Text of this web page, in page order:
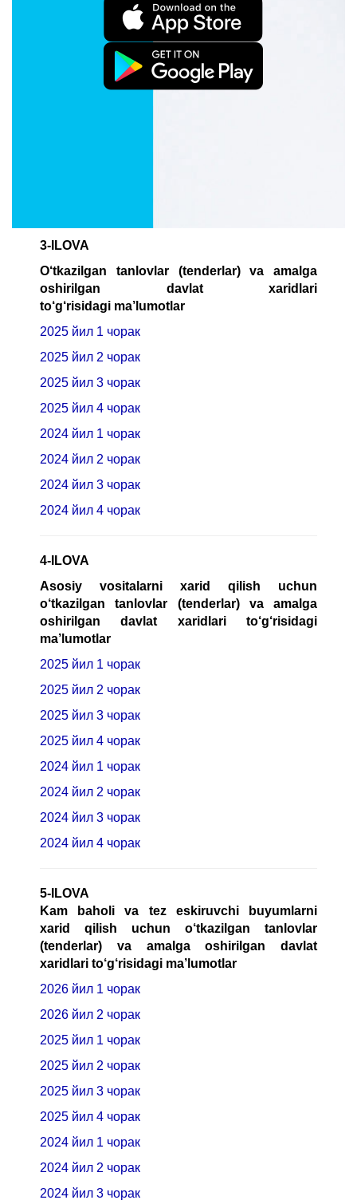
2025 йил 1 чорак
2025 йил 2 чорак
2025 йил 3 чорак
2025 йил 4 чорак
3-ILOVA
O‘tkazilgan tanlovlar (tenderlar) va amalga
oshirilgan davlat xaridlari
to‘g‘risidagi ma’lumotlar
2025 йил 1 чорак
2025 йил 2 чорак
2025 йил 3 чорак
2025 йил 4 чорак
2024 йил 1 чорак
2024 йил 2 чорак
2024 йил 3 чорак
2024 йил 4 чорак
4-ILOVA
Asosiy vositalarni xarid qilish uchun
o‘tkazilgan tanlovlar (tenderlar) va amalga
oshirilgan davlat xaridlari to‘g‘risidagi
ma’lumotlar
2025 йил 1 чорак
2025 йил 2 чорак
2025 йил 3 чорак
2025 йил 4 чорак
2024 йил 1 чорак
2024 йил 2 чорак
2024 йил 3 чорак
2024 йил 4 чорак
5-ILOVA
Kam baholi va tez eskiruvchi buyumlarni
xarid qilish uchun o‘tkazilgan tanlovlar
(tenderlar) va amalga oshirilgan davlat
xaridlari to‘g‘risidagi ma’lumotlar
2026 йил 1 чорак
2026 йил 2 чорак
2025 йил 1 чорак
2025 йил 2 чорак
2025 йил 3 чорак
2025 йил 4 чорак
2024 йил 1 чорак
2024 йил 2 чорак
2024 йил 3 чорак